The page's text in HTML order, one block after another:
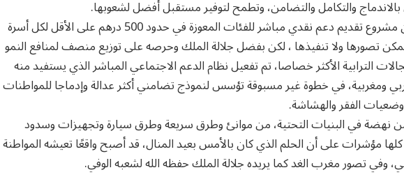
والتكامل والتضامن، وتطمح لتوفير مستقبل أفضل لشعوبها.
قبل سنوات قليلة فقط، كان مشروع تقديم دعم نقدي مباشر للفئات المعوزة في حدود 500 درهم على الأقل لكل أسرة
تصورها ولا تنفيذها ، لكن بفضل جلالة الملك وحرصه على توزيع منصف لمنافع النمو
الترابية الأكثر خصاصا، تم تفعيل نظام الدعم الاجتماعي المباشر الذي يستفيد منه
12 مليون مغربي ومغربية، في خطوة غير مسبوقة تؤسس لنموذج تضامني أكثر عدالة وإدماجا للمواطنات
الفقر والهشاشة.
نهضة في البنيات التحتية، من موانئ وطرق سريعة وطرق سيارة وتجهيزات وسدود
مؤشرات على أن الحلم الذي كان بالأمس بعيد المنال، قد أصبح واقعًا تعيشه المواطنة
وفي تصور مغرب الغد كما يريده جلالة الملك حفظه الله لشعبه الوفي.